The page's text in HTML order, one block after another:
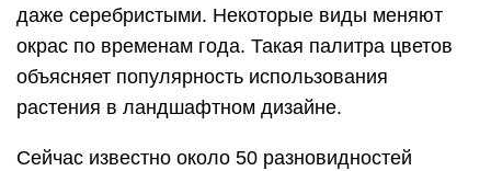
даже серебристыми. Некоторые виды меняют
окрас по временам года. Такая палитра цветов
объясняет популярность использования
растения в ландшафтном дизайне.
Сейчас известно около 50 разновидностей